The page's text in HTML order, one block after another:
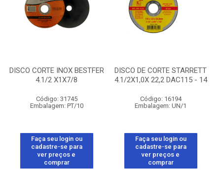
DISCO CORTE INOX BESTFER
4.1/2 X1X7/8
Código: 31745
Embalagem: PT/10
Faça seu login ou
cadastre-se para
ver preços e
comprar
DISCO DE CORTE STARRETT
4.1/2X1,0X 22,2 DAC115 - 14
Código: 16194
Embalagem: UN/1
Faça seu login ou
cadastre-se para
ver preços e
comprar